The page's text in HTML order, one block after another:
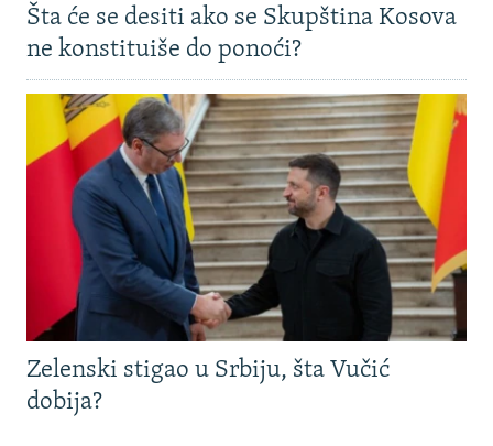
Šta će se desiti ako se Skupština Kosova
ne konstituiše do ponoći?
Zelenski stigao u Srbiju, šta Vučić
dobija?